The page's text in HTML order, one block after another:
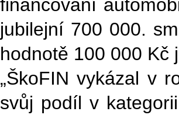
financování
jubilejní 700 000.
hodnotě 100 000 Kč
„ŠkoFIN vykázal v
svůj podíl v